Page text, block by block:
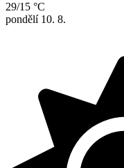
29/15 °C
pondělí 10. 8.